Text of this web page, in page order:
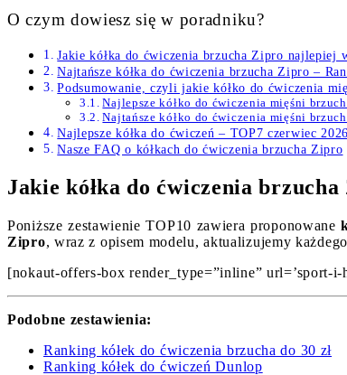
O czym dowiesz się w poradniku?
Jakie kółka do ćwiczenia brzucha Zipro najlepiej
Najtańsze kółka do ćwiczenia brzucha Zipro –
Podsumowanie, czyli jakie kółko do ćwiczenia
Najlepsze kółko do ćwiczenia mięśni
Najtańsze kółko do ćwiczenia mięśni
Najlepsze kółka do ćwiczeń – TOP7 czerwiec 2026
Nasze FAQ o kółkach do ćwiczenia brzucha Zipro
Jakie kółka do ćwiczenia
Poniższe zestawienie TOP10 zawiera proponowane
Zipro, wraz z opisem modelu, aktualizujemy
[nokaut-offers-box render_type=”inline” url=’sport-
Podobne zestawienia:
Ranking kółek do ćwiczenia brzucha do 30 zł
Ranking kółek do ćwiczeń Dunlop